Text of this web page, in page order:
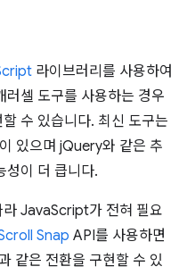
라이브러리를 사용하여
러셀 도구를 사용하는 경우
수 있습니다. 최신 도구는
있으며 jQuery와 같은 추
성이 더 큽니다.
라 JavaScript가 전혀 필요
Snap API를 사용하면
같은 전환을 구현할 수 있